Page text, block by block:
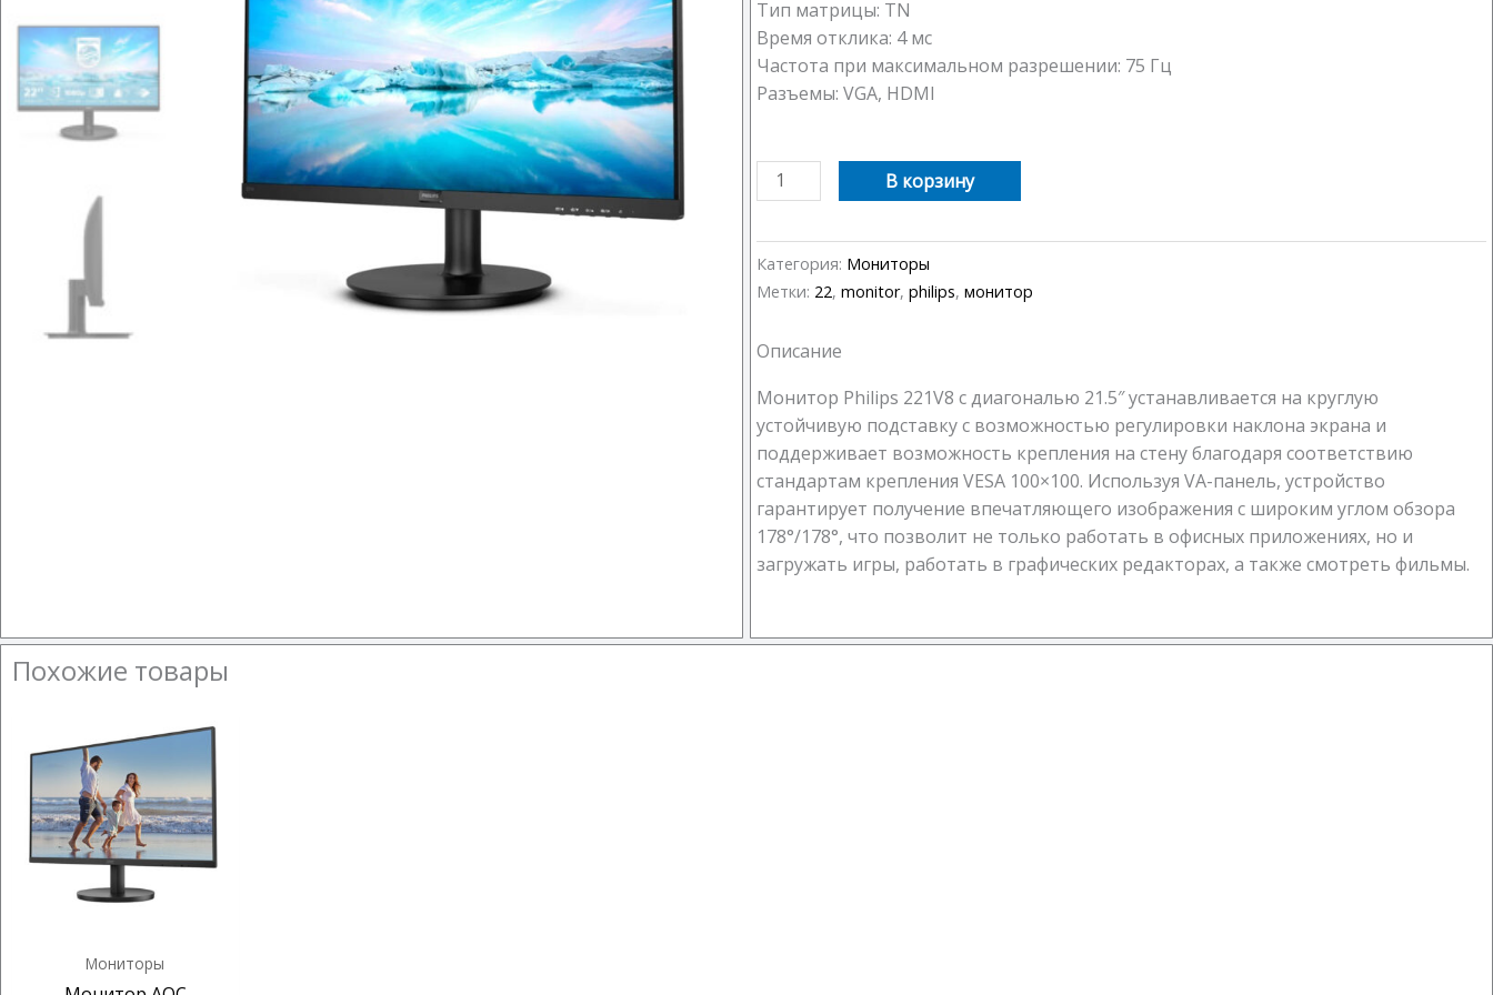
Тип матрицы: TN
Время отклика: 4 мс
Частота при максимальном разрешении: 75 Гц
Разъемы: VGA, HDMI
Количество
товара
Philips
221V8
В корзину
Категория: Мониторы
Метки: 22, monitor, philips, монитор
Описание
Монитор Philips 221V8 с диагональю 21.5″ устанавливается на круглую
устойчивую подставку с возможностью регулировки наклона экрана и
поддерживает возможность крепления на стену благодаря соответствию
стандартам крепления VESA 100×100. Используя VA-панель, устройство
гарантирует получение впечатляющего изображения с широким углом обзора
178°/178°, что позволит не только работать в офисных приложениях, но и
загружать игры, работать в графических редакторах, а также смотреть фильмы.
Похожие товары
Мониторы